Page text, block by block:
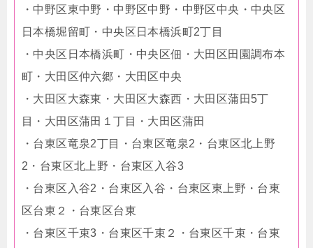
・中野区東中野・中野区中野・中野区中央・中央区
日本橋堀留町・中央区日本橋浜町2丁目
・中央区日本橋浜町・中央区佃・大田区田園調布本
町・大田区仲六郷・大田区中央
・大田区大森東・大田区大森西・大田区蒲田5丁
目・大田区蒲田１丁目・大田区蒲田
・台東区竜泉2丁目・台東区竜泉2・台東区北上野
2・台東区北上野・台東区入谷3
・台東区入谷2・台東区入谷・台東区東上野・台東
区台東２・台東区台東
・台東区千束3・台東区千束２・台東区千束・台東